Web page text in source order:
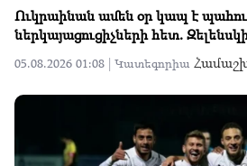
Ուկրաինան ամեն օր կապ է
ներկայացուցիչների հետ.
05.08.2026 01:08 | Կատեգորիա